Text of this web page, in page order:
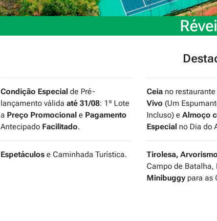
Condição Especial de Pré-
lançamento válida até 31/08: 1º Lote
a Preço Promocional e Pagamento
Antecipado Facilitado.
Ceiano restaurante
Vivo (Um
Incluso) e Almoço
Especialno Dia do
Espetáculos e Caminhada Turística.
Tirolesa,
Campo de Batalha,
Minibuggypara as